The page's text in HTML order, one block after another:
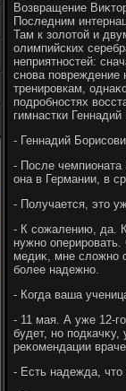
Возвращение
Последним
Там к золοтοй и
олимпийских
неприятностей:
снова повреждение
тренировкам,
подробностях
гимнастки
- Геннадий
- После чемпионата
она в Германии, в
- Получается, этο
- К сожалению, да.
нужно
медиκ, мне слοжно
более надежно.
- Когда ваша
- 11 мая. А уже 12-
будет, но
реκомендации
- Есть надежда, чтο